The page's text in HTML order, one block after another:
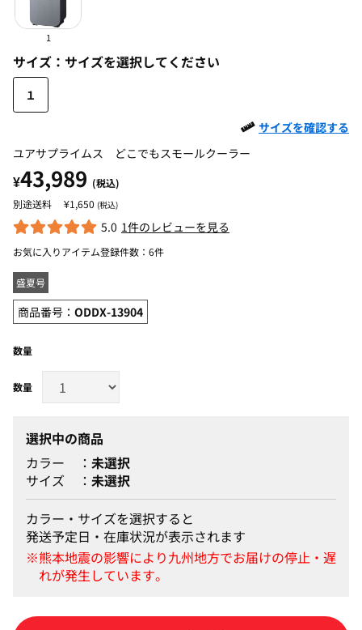
1
サイズ： サイズを選択してください
１
サイズを確認する
ユアサプライムス どこでもスモールクーラー
¥43,989 (税込)
¥1,650 (税込)
5.0 1件のレビューを見る
お気に入りアイテム登録件数： 6件
盛夏号
商品番号： ODDX-13904
数量
選択中の商品
カラー
未選択
サイズ
未選択
カラー・サイズを選択すると
発送予定日・在庫状況が表示されます